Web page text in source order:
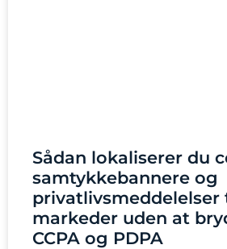
Sådan lokaliserer du
samtykkebannere og
privatlivsmeddelelser
markeder uden at
CCPA og PDPA